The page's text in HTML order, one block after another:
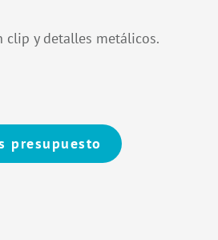
y detalles metálicos.
presupuesto